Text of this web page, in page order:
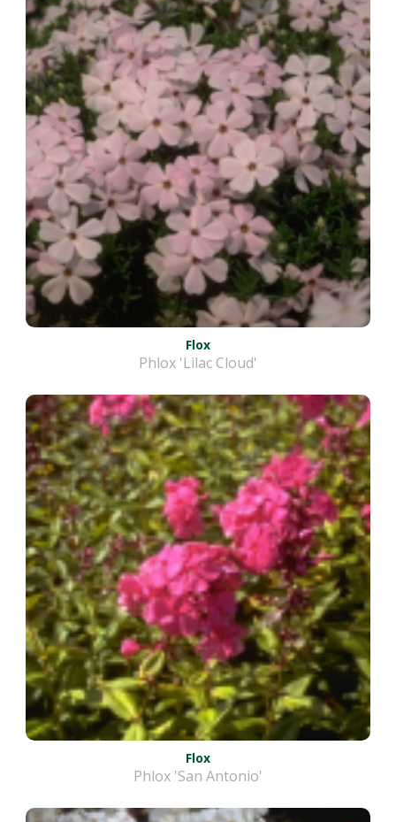
Flox
Phlox 'Lilac Cloud'
Flox
Phlox 'San Antonio'